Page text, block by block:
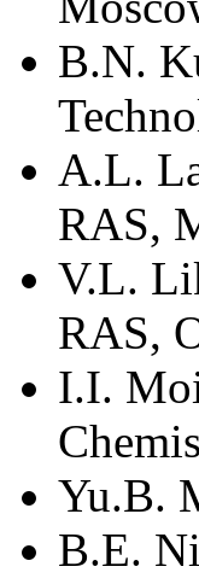
B.N.
A.L.
RAS,
V.L.
RAS,
I.I.
Yu.B.
B.E.